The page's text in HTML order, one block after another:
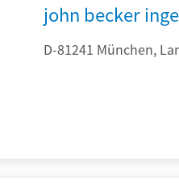
john becker
D-81241 München,